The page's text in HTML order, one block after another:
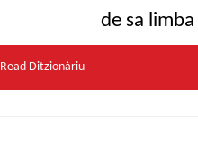
de sa
Read Ditzionàriu